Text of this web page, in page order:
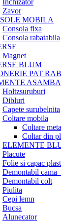
Inchizator
Zavor
MOBILA
Consola fixa
Consola rabatabila
Magnet
BLUM
PAT
Holtzsuruburi
Dibluri
Capete surubelnita
Coltare mobila
Coltare
Coltar din
ELEMENTE
Placute
Folie si capac
Demontabil cama
Demontabil colt
Piulita
Cepi lemn
Bucsa
Alunecator